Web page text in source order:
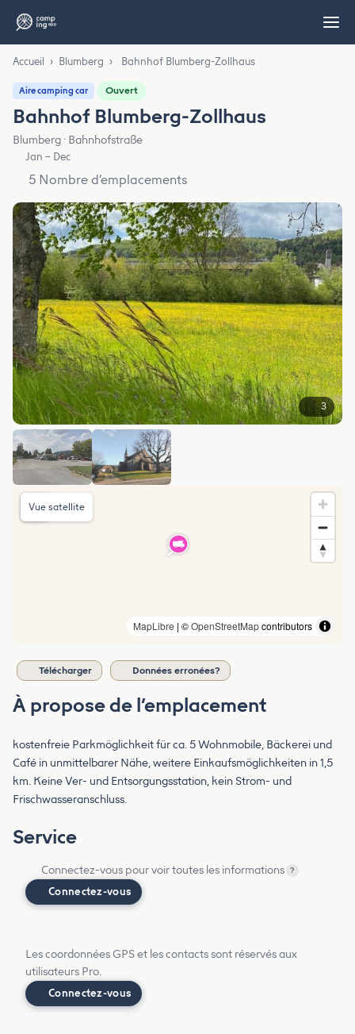
Accueil › Blumberg › Bahnhof Blumberg-Zollhaus
Aire camping car Ouvert
Bahnhof Blumberg-Zollhaus
Blumberg · Bahnhofstraße
Jan – Dec
5 Nombre d’emplacements
3
MapLibre | ©OpenStreetMapcontributors
Vue satellite
Télécharger Données erronées?
À propose de l’emplacement
kostenfreie Parkmöglichkeit für ca. 5 Wohnmobile, Bäckerei und
Café in unmittelbarer Nähe, weitere Einkaufsmöglichkeiten in 1,5
km. Keine Ver- und Entsorgungsstation, kein Strom- und
Frischwasseranschluss.
Service
Connectez-vous pour voir toutes les informations ?
Connectez-vous
Les coordonnées GPS et les contacts sont réservés aux
utilisateurs Pro.
Connectez-vous